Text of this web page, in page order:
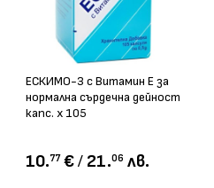
ЕСКИМО-3 с Витамин Е за
нормална сърдечна дейност
капс. х 105
10.77 € / 21.06 лв.